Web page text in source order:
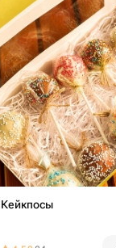
Кейкпосы